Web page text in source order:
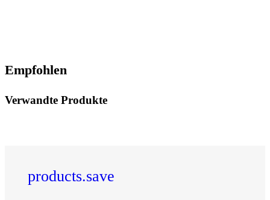
Empfohlen
Verwandte Produkte
products.save